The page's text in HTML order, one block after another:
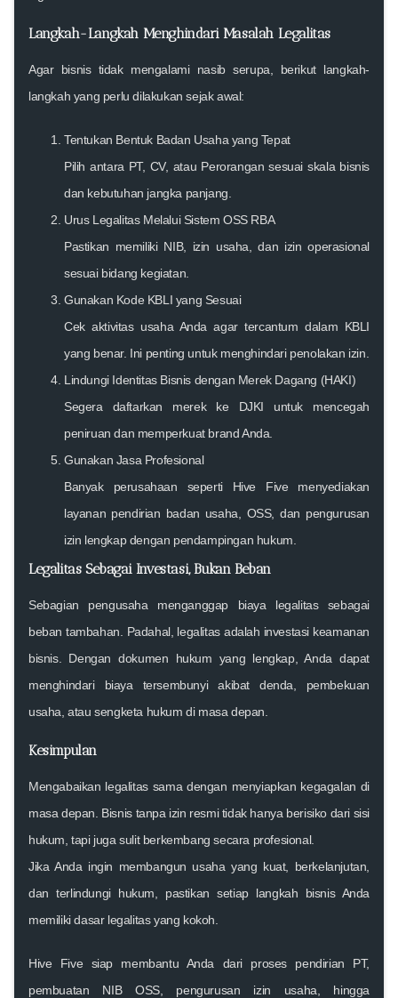
Langkah-Langkah Menghindari Masalah Legalitas
Agar bisnis tidak mengalami nasib serupa, berikut langkah-
langkah yang perlu dilakukan sejak awal:
Tentukan Bentuk Badan Usaha yang Tepat
Pilih antara PT, CV, atau Perorangan sesuai skala bisnis
dan kebutuhan jangka panjang.
Urus Legalitas Melalui Sistem OSS RBA
Pastikan memiliki NIB, izin usaha, dan izin operasional
sesuai bidang kegiatan.
Gunakan Kode KBLI yang Sesuai
Cek aktivitas usaha Anda agar tercantum dalam KBLI
yang benar. Ini penting untuk menghindari penolakan izin.
Lindungi Identitas Bisnis dengan Merek Dagang (HAKI)
Segera daftarkan merek ke DJKI untuk mencegah
peniruan dan memperkuat brand Anda.
Gunakan Jasa Profesional
Banyak perusahaan seperti Hive Five menyediakan
layanan pendirian badan usaha, OSS, dan pengurusan
izin lengkap dengan pendampingan hukum.
Legalitas Sebagai Investasi, Bukan Beban
Sebagian pengusaha menganggap biaya legalitas sebagai
beban tambahan. Padahal, legalitas adalah investasi keamanan
bisnis. Dengan dokumen hukum yang lengkap, Anda dapat
menghindari biaya tersembunyi akibat denda, pembekuan
usaha, atau sengketa hukum di masa depan.
Kesimpulan
Mengabaikan legalitas sama dengan menyiapkan kegagalan di
masa depan. Bisnis tanpa izin resmi tidak hanya berisiko dari sisi
hukum, tapi juga sulit berkembang secara profesional.
Jika Anda ingin membangun usaha yang kuat, berkelanjutan,
dan terlindungi hukum, pastikan setiap langkah bisnis Anda
memiliki dasar legalitas yang kokoh.
Hive Five siap membantu Anda dari proses pendirian PT,
pembuatan NIB OSS, pengurusan izin usaha, hingga